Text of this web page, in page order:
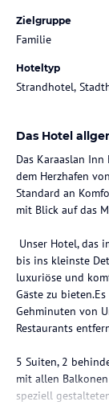
Zielgruppe
Familie
Hoteltyp
Strandhotel,
Das Hotel
Das Karaaslan
dem Herzhafen
Standard an
mit Blick auf das
Unser Hotel, das
bis ins kleinste
luxuriöse und
Gäste zu
Gehminuten von
Restaurants
5 Suiten, 2
mit allen
speziell